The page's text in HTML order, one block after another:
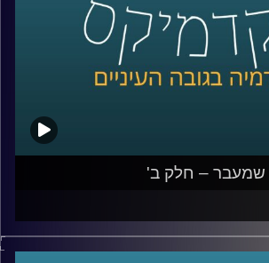
אסלאמית של ימי הביניים.
שמעבר – חלק ב'
לפרק חלק" מתאר הרמב"ם